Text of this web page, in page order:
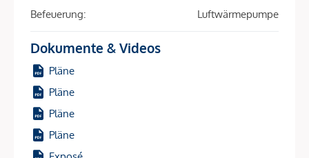
27 Tiefgaragenplätze
Fahrrad-/Kinderwagenraum
Kinderspielplatz
Energieeffizienz:
HWB ab 36,40 kWh/m²a (Klasse B)
Die Ausstattung
Befeuerung:
Luftwärmepumpe
Dokumente & Videos
Pläne
Pläne
Pläne
Pläne